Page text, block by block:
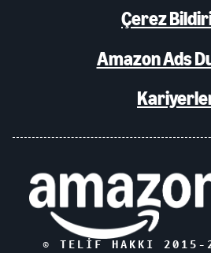
Çerez
Amazon Ads
© TELIF HAKKI 2015-